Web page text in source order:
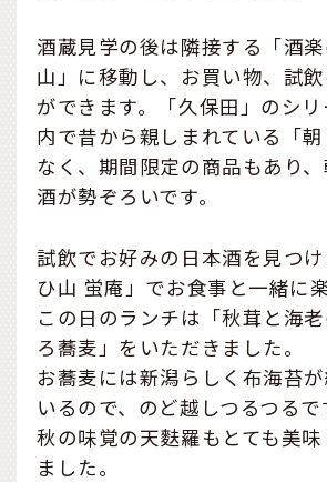
酒蔵見学の後は隣接する「酒
山」に移動し、お買い物、試
ができます。「久保田」のシ
内で昔から親しまれている「
なく、期間限定の商品もあり
酒が勢ぞろいです。
試飲でお好みの日本酒を見つ
ひ山 蛍庵」でお食事と一緒に楽
この日のランチは「秋茸と海
ろ蕎麦」をいただきました。
お蕎麦には新潟らしく布海苔
いるので、のど越しつるつるで
秋の味覚の天麩羅もとても美
ました。